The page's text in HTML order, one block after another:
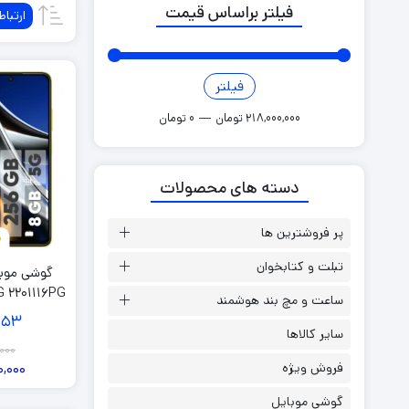
گوشی اوپو
گوشی گوگل پیکسل
گوشی
52
فیلتر براساس قیمت
فیلتر
0 تومان — 218,000,000 تومان
دسته های محصولات
پر فروشترین ها
تبلت و کتابخوان
ساعت و مچ بند هوشمند
سایر کالاها
فروش ویژه
گوشی موبایل